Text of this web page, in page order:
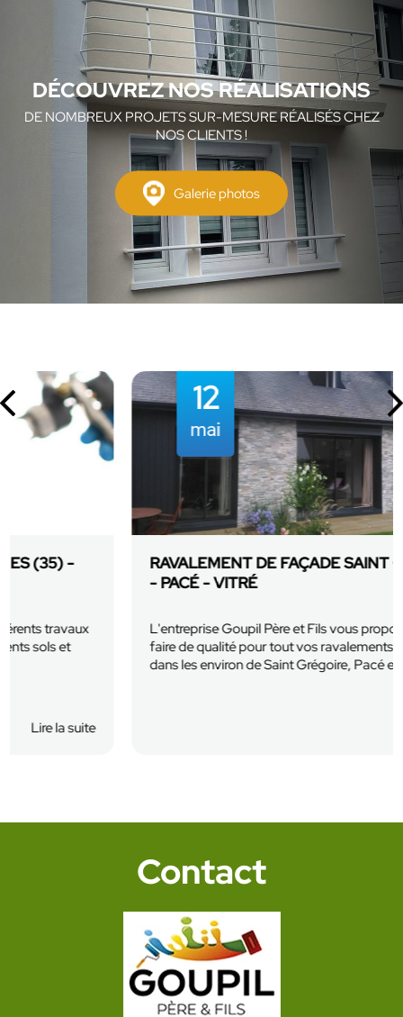
DÉCOUVREZ NOS RÉALISATIONS
DE NOMBREUX PROJETS SUR-MESURE RÉALISÉS CHEZ
NOS CLIENTS !
Galerie photos
12
mai
RAVALEMENT DE FAÇADE SAINT GRÉGOIRE
L'entreprise Goupil Père et Fils vous propose son savoir
faire de qualité pour tout vos ravalements de façades
dans les environ de Saint Grégoire, Pacé et...
Contact